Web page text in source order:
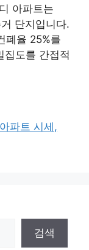
아파트는
단지입니다.
폐율 25%를
집도를 간접적
파트 시세,
검색